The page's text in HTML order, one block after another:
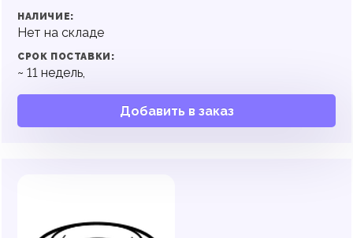
НАЛИЧИЕ:
Нет на складе
СРОК ПОСТАВКИ:
~ 11 недель,
Добавить в заказ